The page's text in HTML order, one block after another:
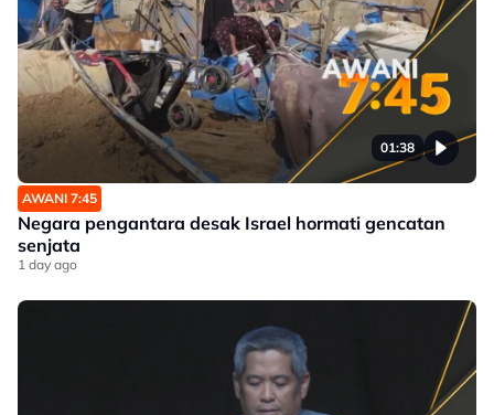
01:38
AWANI 7:45
Negara pengantara desak Israel hormati gencatan
senjata
1 day ago